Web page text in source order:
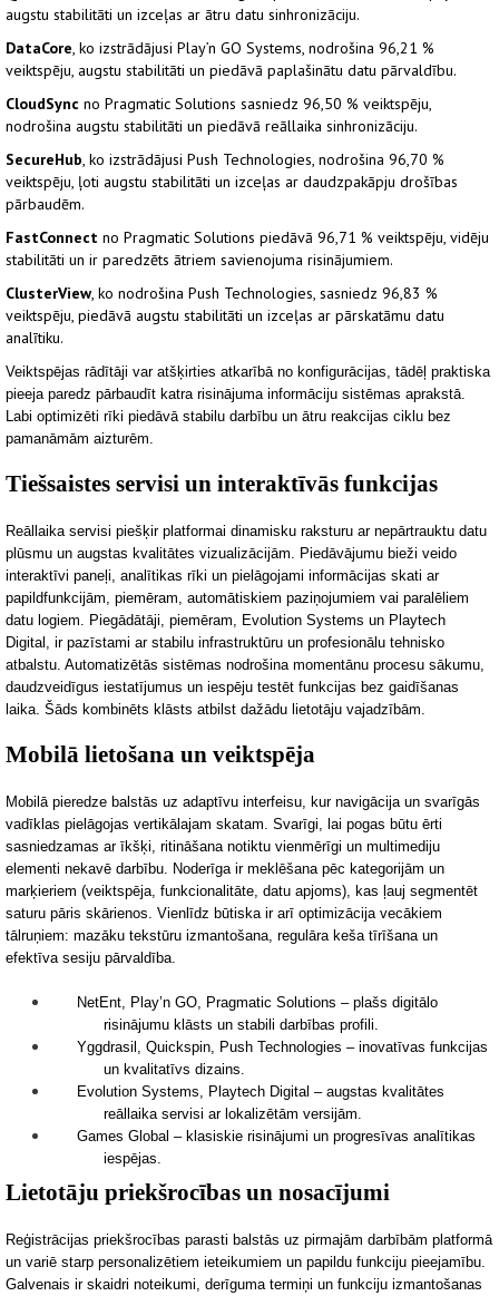
augstu stabilitāti un izceļas ar ātru datu sinhronizāciju.
DataCore, ko izstrādājusi Play’n GO Systems, nodrošina 96,21 %
veiktspēju, augstu stabilitāti un piedāvā paplašinātu datu pārvaldību.
CloudSync no Pragmatic Solutions sasniedz 96,50 % veiktspēju,
nodrošina augstu stabilitāti un piedāvā reāllaika sinhronizāciju.
SecureHub, ko izstrādājusi Push Technologies, nodrošina 96,70 %
veiktspēju, ļoti augstu stabilitāti un izceļas ar daudzpakāpju drošības
pārbaudēm.
FastConnect no Pragmatic Solutions piedāvā 96,71 % veiktspēju, vidēju
stabilitāti un ir paredzēts ātriem savienojuma risinājumiem.
ClusterView, ko nodrošina Push Technologies, sasniedz 96,83 %
veiktspēju, piedāvā augstu stabilitāti un izceļas ar pārskatāmu datu
analītiku.
Veiktspējas rādītāji var atšķirties atkarībā no konfigurācijas, tādēļ praktiska
pieeja paredz pārbaudīt katra risinājuma informāciju sistēmas aprakstā.
Labi optimizēti rīki piedāvā stabilu darbību un ātru reakcijas ciklu bez
pamanāmām aizturēm.
Tiešsaistes servisi un interaktīvās funkcijas
Reāllaika servisi piešķir platformai dinamisku raksturu ar nepārtrauktu datu
plūsmu un augstas kvalitātes vizualizācijām. Piedāvājumu bieži veido
interaktīvi paneļi, analītikas rīki un pielāgojami informācijas skati ar
papildfunkcijām, piemēram, automātiskiem paziņojumiem vai paralēliem
datu logiem. Piegādātāji, piemēram, Evolution Systems un Playtech
Digital, ir pazīstami ar stabilu infrastruktūru un profesionālu tehnisko
atbalstu. Automatizētās sistēmas nodrošina momentānu procesu sākumu,
daudzveidīgus iestatījumus un iespēju testēt funkcijas bez gaidīšanas
laika. Šāds kombinēts klāsts atbilst dažādu lietotāju vajadzībām.
Mobilā lietošana un veiktspēja
Mobi lā pieredze balstās uz adaptīvu interfeisu, kur navigācija un svarīgās
vadīklas pielāgojas vertikālajam skatam. Svarīgi, lai pogas būtu ērti
sasniedzamas ar īkšķi, ritināšana notiktu vienmērīgi un multimediju
elementi nekavē darbību. Noderīga ir meklēšana pēc kategorijām un
marķieriem (veiktspēja, funkcionalitāte, datu apjoms), kas ļauj segmentēt
saturu pāris skārienos. Vienlīdz būtiska ir arī optimizācija vecākiem
tālruņiem: mazāku tekstūru izmantošana, regulāra keša tīrīšana un
efektīva sesiju pārvaldība.
NetEnt, Play’n GO, Pragmatic Solutions – plašs digitālo
risinājumu klāsts un stabili darbības profili.
Yggdrasil, Quickspin, Push Technologies – inovatīvas funkcijas
un kvalitatīvs dizains.
Evolution Systems, Playtech Digital – augstas kvalitātes
reāllaika servisi ar lokalizētām versijām.
Games Global – klasiskie risinājumi un progresīvas analītikas
iespējas.
Lietotāju priekšrocības un nosacījumi
Reģistrācijas priekšrocības parasti balstās uz pirmajām darbībām platformā
un variē starp personalizētiem ieteikumiem un papildu funkciju pieejamību.
Galvenais ir skaidri noteikumi, derīguma termiņi un funkciju izmantošanas